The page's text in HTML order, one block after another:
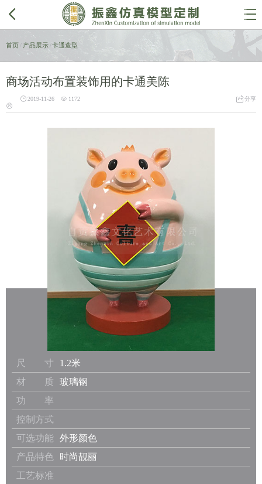
 
首页 产品展示/卡通造型
商场活动布置装饰用的卡通美陈

 2019-11-26  1172 分享
尺 寸
1.2米
材 质
玻璃钢
功 率
控制方式
可选功能
外形颜色
产品特色
时尚靓丽
工艺标准